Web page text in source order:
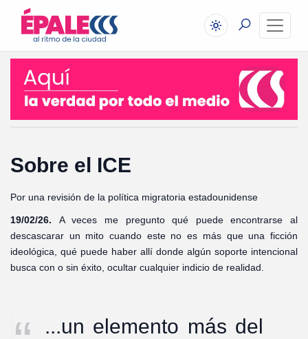
Sobre el ICE
Por una revisión de la política migratoria estadounidense
19/02/26. A veces me pregunto qué puede encontrarse al
descascarar un mito cuando este no es más que una ficción
ideológica, qué puede haber allí donde algún soporte intencional
busca con o sin éxito, ocultar cualquier indicio de realidad.
...un elemento más del